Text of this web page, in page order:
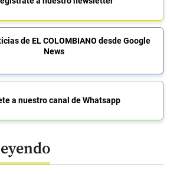
de EL COLOMBIANO desde Google
News
a nuestro canal de Whatsapp